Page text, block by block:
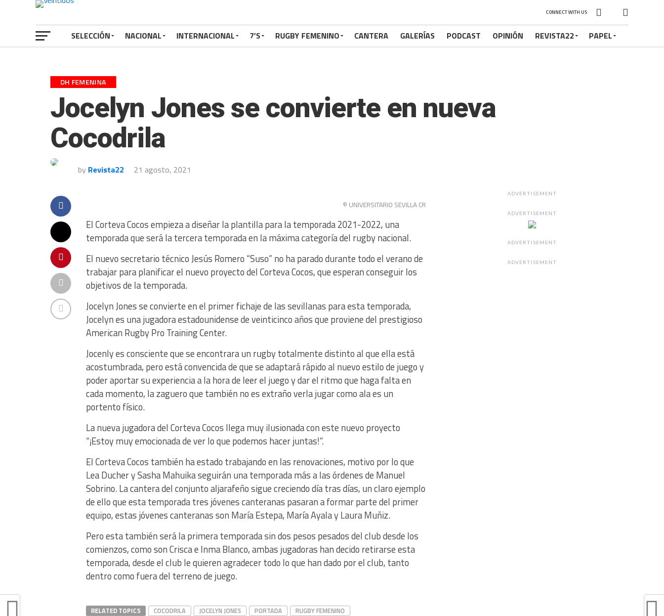
CONNECT WITH US
SELECCIÓN NACIONAL INTERNACIONAL 7’S RUGBY FEMENINO CANTERA GALERÍAS PODCAST OPINIÓN REVISTA22 PAPEL
DH FEMENINA
Jocelyn Jones se convierte en nueva
Cocodrila
by Revista22 21 agosto, 2021
© UNIVERSITARIO SEVILLA CR
El Corteva Cocos empieza a diseñar la plantilla para la temporada 2021-2022, una
temporada que será la tercera temporada en la máxima categoría del rugby nacional.
El nuevo secretario técnico Jesús Romero “Suso” no ha parado durante todo el verano de
trabajar para planificar el nuevo proyecto del Corteva Cocos, que esperan conseguir los
objetivos de la temporada.
Jocelyn Jones se convierte en el primer fichaje de las sevillanas para esta temporada,
Jocelyn es una jugadora estadounidense de veinticinco años que proviene del prestigioso
American Rugby Pro Training Center.
Jocenly es consciente que se encontrara un rugby totalmente distinto al que ella está
acostumbrada, pero está convencida de que se adaptará rápido al nuevo estilo de juego y
poder aportar su experiencia a la hora de leer el juego y dar el ritmo que haga falta en
cada momento, la zaguero que también no es extraño verla jugar como ala es un
portento físico.
La nueva jugadora del Corteva Cocos llega muy ilusionada con este nuevo proyecto
“¡Estoy muy emocionada de ver lo que podemos hacer juntas!”.
El Corteva Cocos también ha estado trabajando en las renovaciones, motivo por lo que
Lea Ducher y Sasha Mahuika seguirán una temporada más a las órdenes de Manuel
Sobrino. La cantera del conjunto aljarafeño sigue creciendo día tras días, un claro ejemplo
de ello que esta temporada tres jóvenes canteranas pasaran a formar parte del primer
equipo, estas jóvenes canteranas son María Estepa, María Ayala y Laura Muñiz.
Pero esta también será la primera temporada sin dos pesos pesados del club desde los
comienzos, como son Crisca e Inma Blanco, ambas jugadoras han decido retirarse esta
temporada, desde el club le quieren agradecer todo lo que han dado por el club, tanto
dentro como fuera del terreno de juego.
RELATED TOPICS COCODRILA JOCELYN JONES PORTADA RUGBY FEMENINO
ADVERTISEMENT
ADVERTISEMENT
ADVERTISEMENT
ADVERTISEMENT